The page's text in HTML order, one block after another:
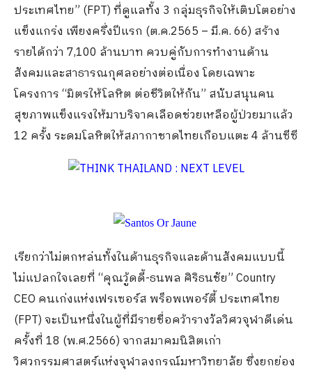
ประเทศไทย” (FPT) ที่ดูแลทั้ง 3 กลุ่มธุรกิจให้เติบโตอย่าง
แข็งแกร่ง เพียงครึ่งปีแรก (ต.ค.2565 – มี.ค. 66) สร้าง
รายได้กว่า 7,100 ล้านบาท ควบคู่กับการทำงานด้าน
สังคมและสาธารณกุศลอย่างต่อเนื่อง โดยเฉพาะ
โครงการ “มิตรให้โลหิต ต่อชีวิตให้กัน” สนับสนุนคน
สุขภาพแข็งแรงให้มาบริจาคเลือดช่วยเหลือผู้ป่วยมาแล้ว
12 ครั้ง ระดมโลหิตให้สภากาชาดไทยเกือบแตะ 4 ล้านซีซี
เรียกว่าไม่ตกหล่นทั้งในด้านธุรกิจและด้านสังคมแบบนี้
ไม่แปลกใจเลยที่ “คุณวู้ดดี้-ธนพล ศิริธนชัย” Country
CEO คนเก่งแห่งเฟรเซอร์ส พร็อพเพอร์ตี้ ประเทศไทย
(FPT) จะเป็นหนึ่งในผู้ที่มีรายชื่อคว้ารางวัลวิศวจุฬาดีเด่น
ครั้งที่ 18 (พ.ศ.2566) จากสมาคมนิสิตเก่า
วิศวกรรมศาสตร์แห่งจุฬาลงกรณ์มหาวิทยาลัย ซึ่งยกย่อง